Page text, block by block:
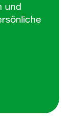
und